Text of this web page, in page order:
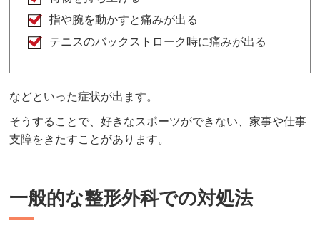
指や腕を動かすと痛みが出る
テニスのバックストローク時に痛みが出る
などといった症状が出ます。
そうすることで、好きなスポーツができない、家事や仕事
支障をきたすことがあります。
一般的な整形外科での対処法